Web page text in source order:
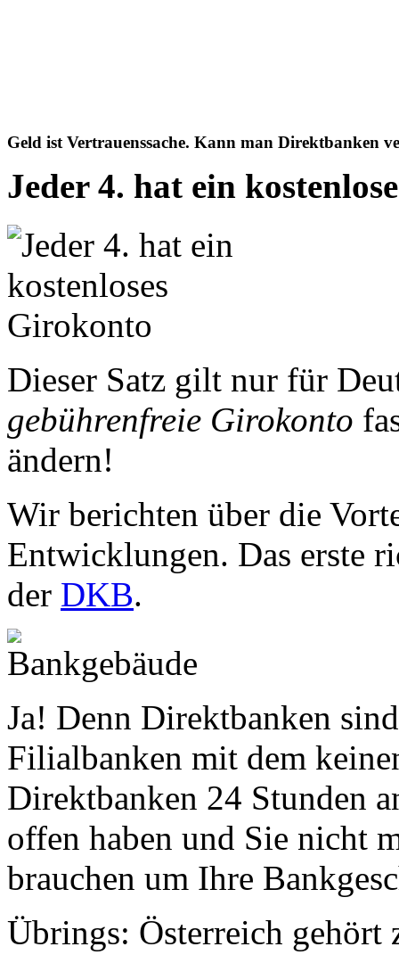
Geld ist Vertrauenssache. Kann man Direktbanken
Jeder 4. hat ein
Dieser Satz gilt nur für
gebührenfreie Girokonto
ändern!
Wir berichten über die
Entwicklungen. Das erste
der DKB.
Ja! Denn Direktbanken
Filialbanken mit dem
Direktbanken 24 Stunden
offen haben und Sie nicht
brauchen um Ihre
Übrings: Österreich gehört